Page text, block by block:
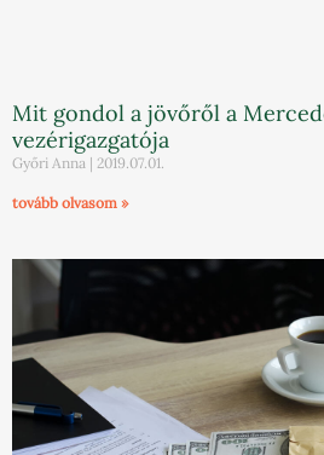
Mit gondol a jövőről a
vezérigazgatója
Győri Anna 2019.07.01.
tovább olvasom »